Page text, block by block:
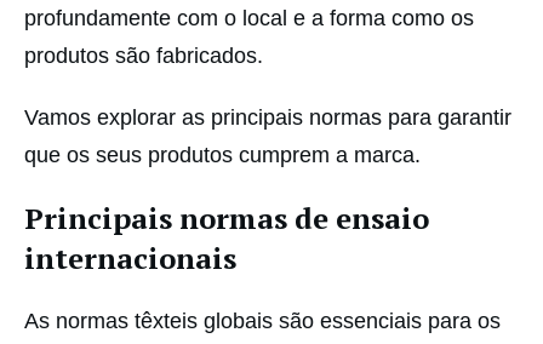
profundamente com o local e a forma como os
produtos são fabricados.
Vamos explorar as principais normas para garantir
que os seus produtos cumprem a marca.
Principais normas de ensaio
internacionais
As normas têxteis globais são essenciais para os